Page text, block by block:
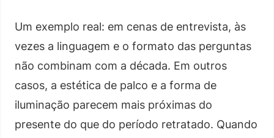
Um exemplo real: em cenas de entrevista, às
vezes a linguagem e o formato das perguntas
não combinam com a década. Em outros
casos, a estética de palco e a forma de
iluminação parecem mais próximas do
presente do que do período retratado. Quando